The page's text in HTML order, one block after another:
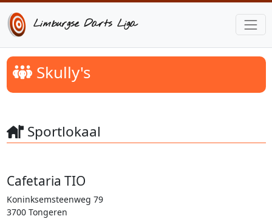
Limburgse Darts Liga
Skully's
Sportlokaal
Cafetaria TIO
Koninksemsteenweg 79
3700 Tongeren